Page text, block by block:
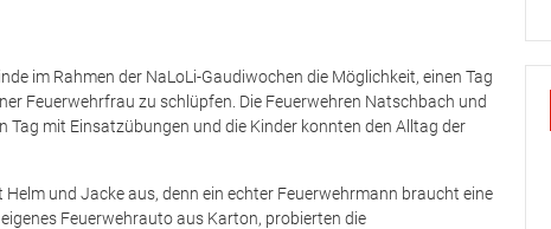
im Rahmen der NaLoLi-Gaudiwochen die Möglichkeit, einen Tag
Feuerwehrfrau zu schlüpfen. Die Feuerwehren Natschbach und
Tag mit Einsatzübungen und die Kinder konnten den Alltag der
und Jacke aus, denn ein echter Feuerwehrmann braucht eine
Feuerwehrauto aus Karton, probierten die